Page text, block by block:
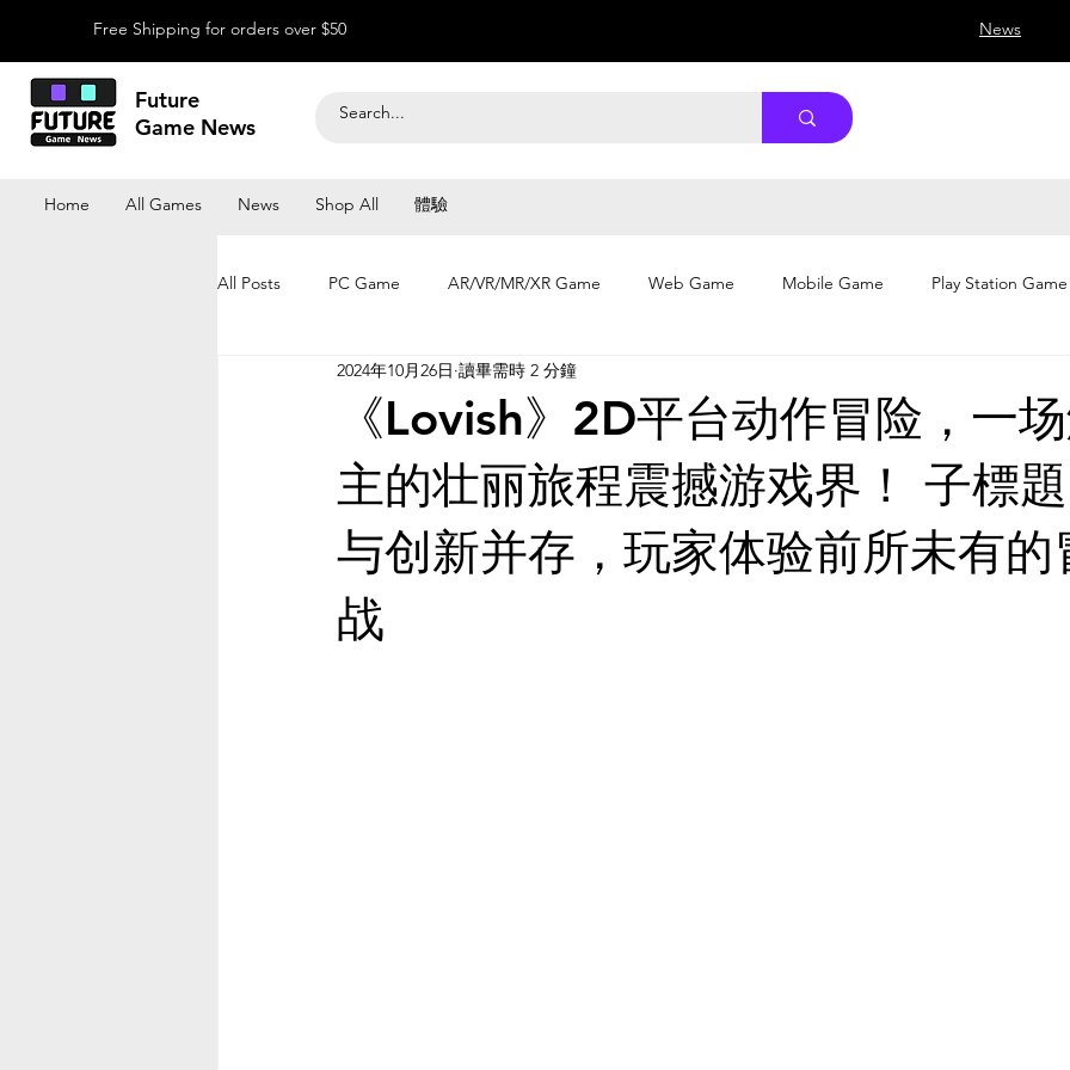
Free Shipping for orders over $50 News
Future
Game News
Home All Games News Shop All 體驗
All Posts PC Game AR/VR/MR/XR Game Web Game Mobile Game Play Station Game
《Lovish》2D平台动作冒险，一
主的壮丽旅程震撼游戏界！ 子標
与创新并存，玩家体验前所未有的
战
2024年10月26日 讀畢需時 2 分鐘